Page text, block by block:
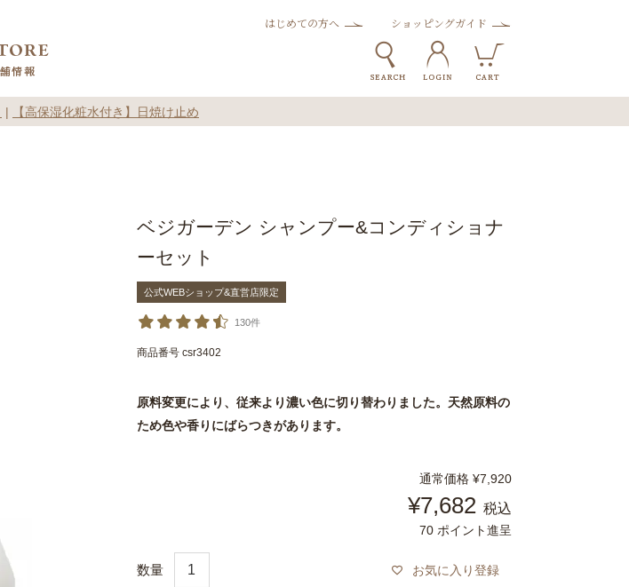
はじめての方へ ショッピングガイド
| 【高保湿化粧水付き】日焼け止め
ベジガーデン シャンプー&コンディショナ
ーセット
公式WEBショップ&直営店限定
130件
商品番号 csr3402
原料変更により、従来より濃い色に切り替わりました。天然原料の
ため色や香りにばらつきがあります。
通常価格 ¥7,920
¥7,682 税込
70 ポイント進呈
お気に入り登録